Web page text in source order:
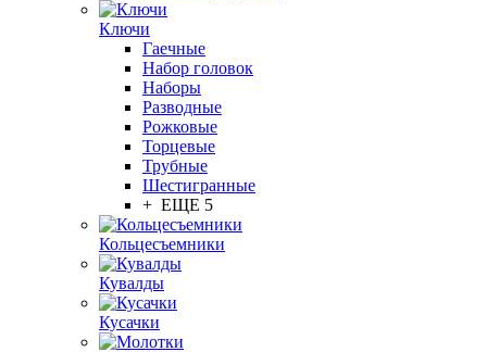
Ключи
Гаечные
Набор головок
Наборы
Разводные
Рожковые
Торцевые
Трубные
Шестигранные
+ ЕЩЕ 5
Кольцесъемники
Кувалды
Кусачки